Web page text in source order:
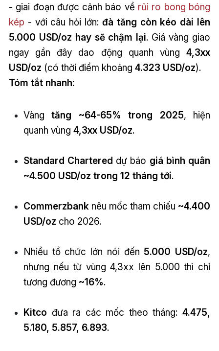
- giai đoạn được cảnh báo về rủi ro bong bóng
kép - với câu hỏi lớn: đà tăng còn kéo dài lên
5.000 USD/oz hay sẽ chậm lại. Giá vàng giao
ngay gần đây dao động quanh vùng4,3xx
USD/oz (có thời điểm khoảng 4.323 USD/oz).
Tóm tắt nhanh:
Vàngtăng ~64-65% trong 2025, hiện
quanh vùng 4,3xx USD/oz.
Standard Chartered dự báo giá bình quân
~4.500 USD/oz trong 12 tháng tới.
Commerzbank nêu mốc tham chiếu ~4.400
USD/oz cho 2026.
Nhiều tổ chức lớn nói đến 5.000 USD/oz,
nhưng nếu từ vùng 4,3xx lên 5.000 thì chỉ
tương đương ~16%.
Kitco đưa ra các mốc theo tháng:4.475,
5.180, 5.857, 6.893.